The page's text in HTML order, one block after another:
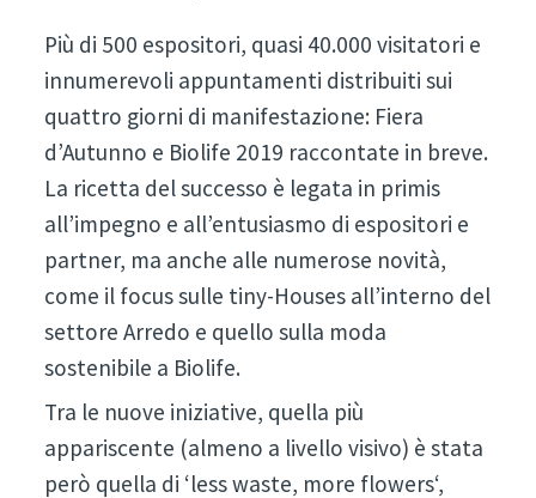
Più di 500 espositori, quasi 40.000 visitatori e
innumerevoli appuntamenti distribuiti sui
quattro giorni di manifestazione: Fiera
d’Autunno e Biolife 2019 raccontate in breve.
La ricetta del successo è legata in primis
all’impegno e all’entusiasmo di espositori e
partner, ma anche alle numerose novità,
come il focus sulle tiny-Houses all’interno del
settore Arredo e quello sulla moda
sostenibile a Biolife.
Tra le nuove iniziative, quella più
appariscente (almeno a livello visivo) è stata
però quella di ‘less waste, more flowers‘,